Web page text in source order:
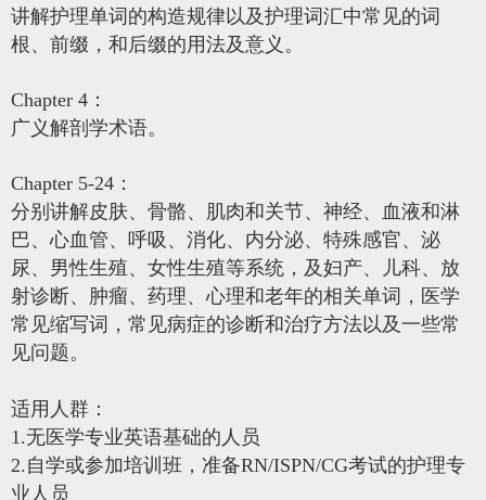
讲解护理单词的构造规律以及护理词汇中常见的词
根、前缀，和后缀的用法及意义。
Chapter 4：
广义解剖学术语。
Chapter 5-24：
分别讲解皮肤、骨骼、肌肉和关节、神经、血液和淋
巴、心血管、呼吸、消化、内分泌、特殊感官、泌
尿、男性生殖、女性生殖等系统，及妇产、儿科、放
射诊断、肿瘤、药理、心理和老年的相关单词，医学
常见缩写词，常见病症的诊断和治疗方法以及一些常
见问题。
适用人群：
1.无医学专业英语基础的人员
2.自学或参加培训班，准备RN/ISPN/CG考试的护理专
业人员